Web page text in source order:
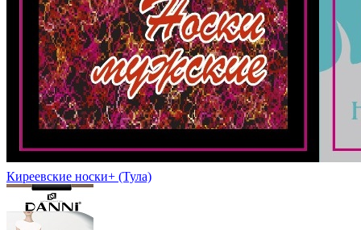
Киреевские носки+ (Тула)